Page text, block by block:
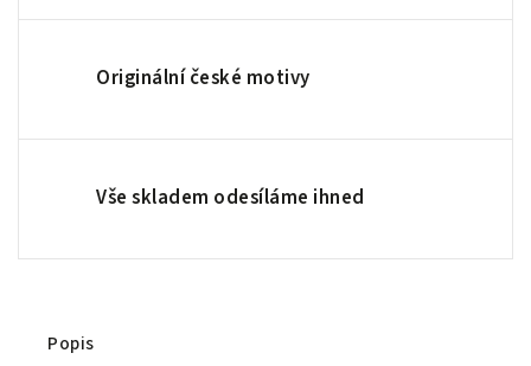
Originální české motivy
Vše skladem odesíláme ihned
Popis